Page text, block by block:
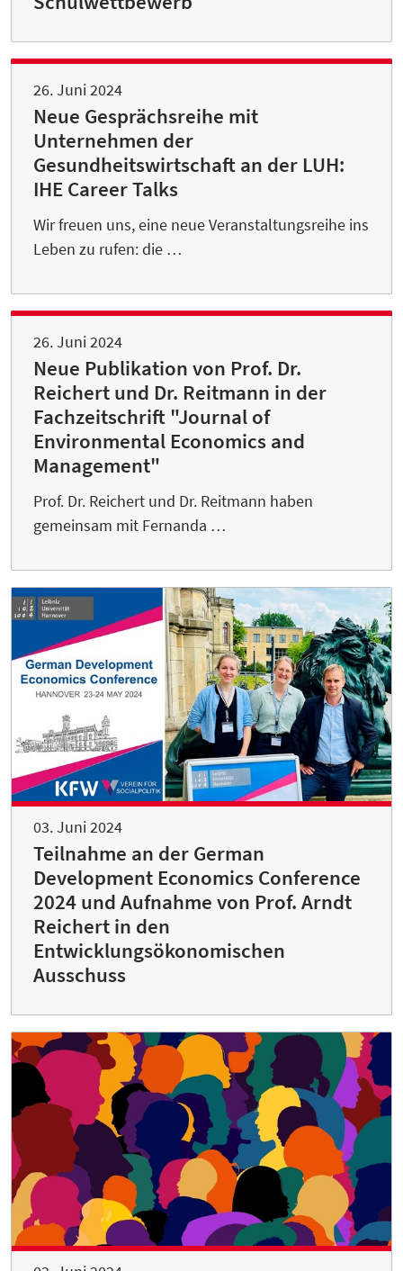
26. Juni 2024
Neue Gesprächsreihe mit
Unternehmen der
Gesundheitswirtschaft an der LUH:
IHE Career Talks
Wir freuen uns, eine neue Veranstaltungsreihe ins
Leben zu rufen: die …
26. Juni 2024
Neue Publikation von Prof. Dr.
Reichert und Dr. Reitmann in der
Fachzeitschrift "Journal of
Environmental Economics and
Management"
Prof. Dr. Reichert und Dr. Reitmann haben
gemeinsam mit Fernanda …
03. Juni 2024
Teilnahme an der German
Development Economics Conference
2024 und Aufnahme von Prof. Arndt
Reichert in den
Entwicklungsökonomischen
Ausschuss